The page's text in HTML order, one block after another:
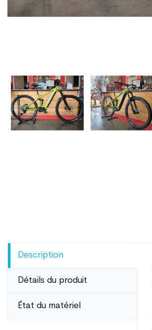
Description
Détails du produit
État du matériel